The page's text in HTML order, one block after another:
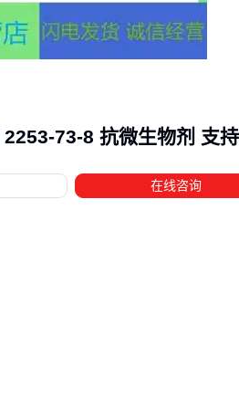
73-8 抗微生物剂 支
在线咨询